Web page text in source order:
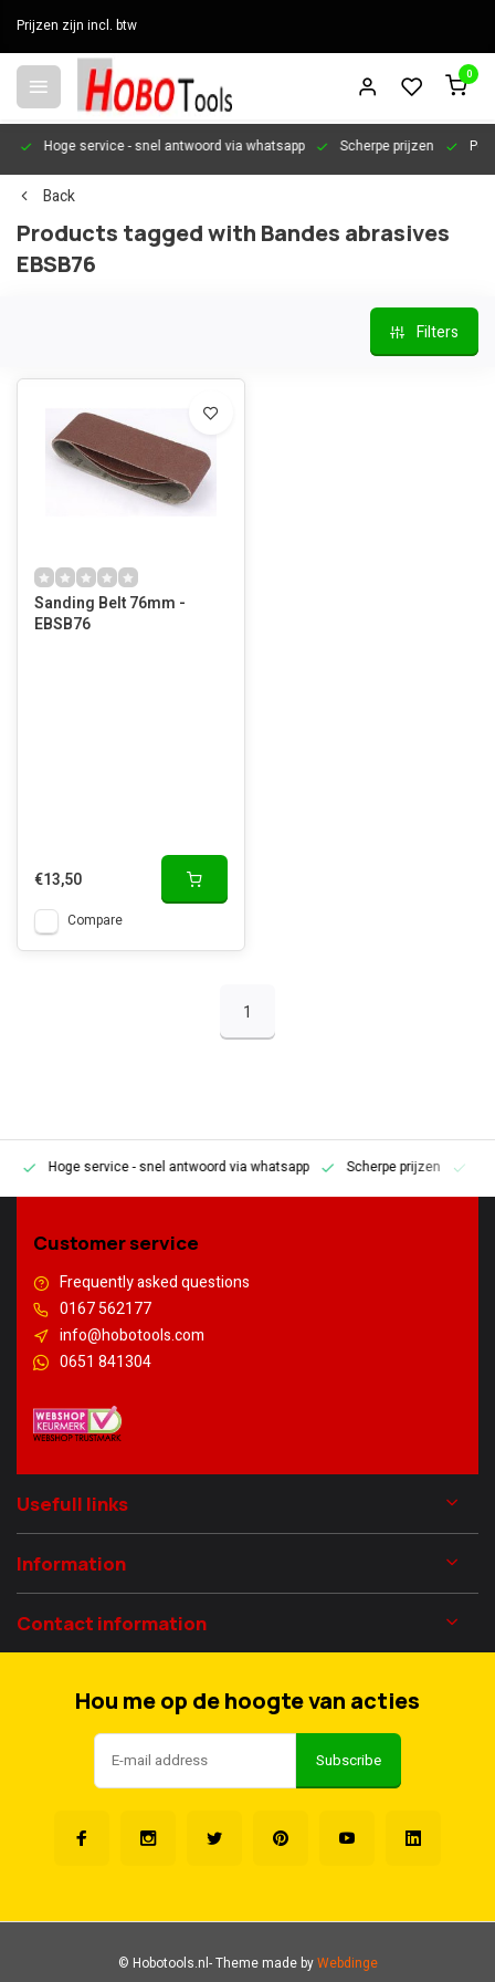
Prijzen zijn incl. btw
0
Hoge service- snel antwoord via whatsapp Scherpe prijzen
Back
Products tagged with Bandes abrasives
EBSB76
Filters
Sanding Belt 76mm -
EBSB76
€13,50
Compare
1
Hoge service- snel antwoord via whatsapp Scherpe prijzen
Customer service
Frequently asked questions
0167 562177
info@hobotools.com
0651 841304
Usefull links
Information
Contact information
Hou me op de hoogte van acties
Subscribe
© Hobotools.nl- Theme made byWebdinge